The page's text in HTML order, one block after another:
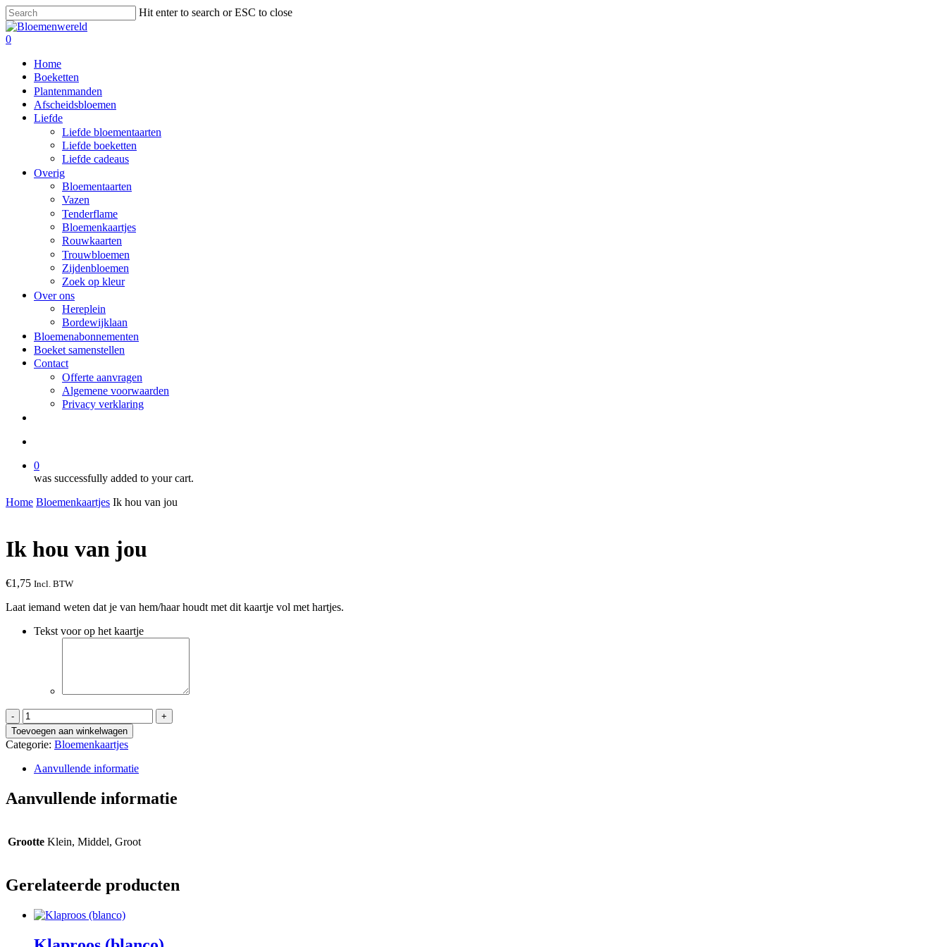
Skip
to
main
Hit enter to search or ESC to close
Close
Search
search
0
Home
Boeketten
Plantenmanden
Afscheidsbloemen
Liefde
Liefde bloementaarten
Liefde boeketten
Liefde cadeaus
Overig
Bloementaarten
Vazen
Tenderflame
Bloemenkaartjes
Rouwkaarten
Trouwbloemen
Zijdenbloemen
Zoek op kleur
Over ons
Hereplein
Bordewijklaan
Bloemenabonnementen
Boeket samenstellen
Contact
Offerte aanvragen
Algemene voorwaarden
Privacy verklaring
0
was successfully added to your cart.
Home Bloemenkaartjes Ik hou van jou
Ik hou van jou
€1,75 Incl. BTW
Laat iemand weten dat je van hem/haar houdt met dit kaartje vol met hartjes.
Tekst voor op het kaartje
Ik
hou
van
jou
aantal
Toevoegen aan winkelwagen
Categorie: Bloemenkaartjes
Aanvullende informatie
Aanvullende informatie
Grootte Klein, Middel, Groot
Gerelateerde producten